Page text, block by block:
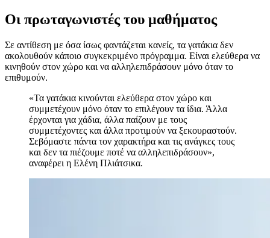
Οι πρωταγωνιστές του μαθήματος
Σε αντίθεση με όσα ίσως φαντάζεται κανείς, τα γατάκια δεν
ακολουθούν κάποιο συγκεκριμένο πρόγραμμα. Είναι ελεύθερα να
κινηθούν στον χώρο και να αλληλεπιδράσουν μόνο όταν το
επιθυμούν.
«Τα γατάκια κινούνται ελεύθερα στον χώρο και
συμμετέχουν μόνο όταν το επιλέγουν τα ίδια. Άλλα
έρχονται για χάδια, άλλα παίζουν με τους
συμμετέχοντες και άλλα προτιμούν να ξεκουραστούν.
Σεβόμαστε πάντα τον χαρακτήρα και τις ανάγκες τους
και δεν τα πιέζουμε ποτέ να αλληλεπιδράσουν»,
αναφέρει η Ελένη Πλιάτσικα.